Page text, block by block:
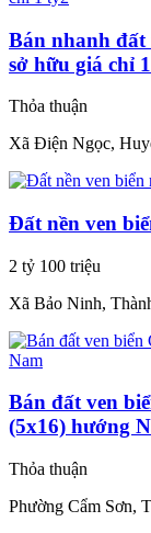
Bán nhanh đất
sở hữu giá chỉ
Thỏa thuận
Xã Điện Ngọc,
Đất nền ven
2 tỷ 100 triệu
Xã Bảo Ninh,
Bán đất ven
(5x16) hướng
Thỏa thuận
Phường Cẩm Sơn,